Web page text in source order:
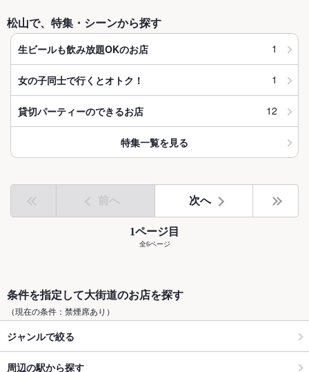
松山で、特集・シーンから探す
生ビールも飲み放題OKのお店 1
女の子同士で行くとオトク！ 1
貸切パーティーのできるお店 12
特集一覧を見る
前へ 次へ
1ページ目
全6ページ
条件を指定して大街道のお店を探す
（現在の条件：禁煙席あり）
ジャンルで絞る
周辺の駅から探す